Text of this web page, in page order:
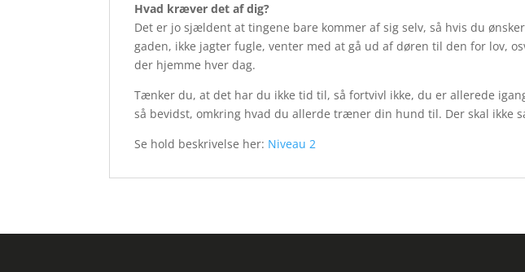
Hvad kræver det af dig?
Det er jo sjældent at tingene bare kommer af sig selv, så hvis du
gaden, ikke jagter fugle, venter med at gå ud af døren til den for lov,
der hjemme hver dag.
Tænker du, at det har du ikke tid til, så fortvivl ikke, du er allerede
så bevidst, omkring hvad du allerde træner din hund til. Der skal
Se hold beskrivelse her: Niveau 2